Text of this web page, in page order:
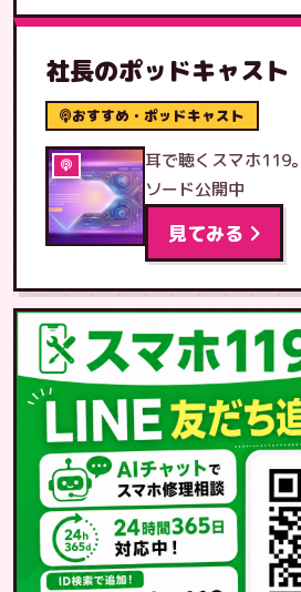
社長のポッドキャスト
おすすめ・ポッドキャスト
耳で聴くスマホ119
ソード公開中
見てみる